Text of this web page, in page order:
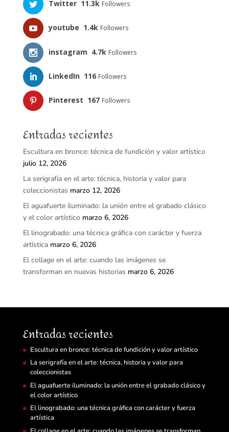
Twitter 11.3k Followers
youtube 1.4k Followers
instagram 4.7k Followers
LinkedIn 116 Followers
Pinterest 167 Followers
Entradas recientes
Escultura en bronce: técnica de fundición y valor artístico
julio 12, 2026
La serigrafía en el arte: técnica, historia y valor para
coleccionistas marzo 12, 2026
El aguafuerte iluminado: la unión entre el grabado clásico
y el color artístico marzo 6, 2026
El linograbado: una técnica gráfica con carácter y fuerza
artística marzo 6, 2026
El collage en el arte: cuando las imágenes se
transforman en nuevas historias marzo 6, 2026
Entradas recientes
Escultura en bronce: técnica de fundición y valor artístico
La serigrafía en el arte: técnica, historia y valor para
coleccionistas
El aguafuerte iluminado: la unión entre el grabado clásico y
el color artístico
El linograbado: una técnica gráfica con carácter y fuerza
artística